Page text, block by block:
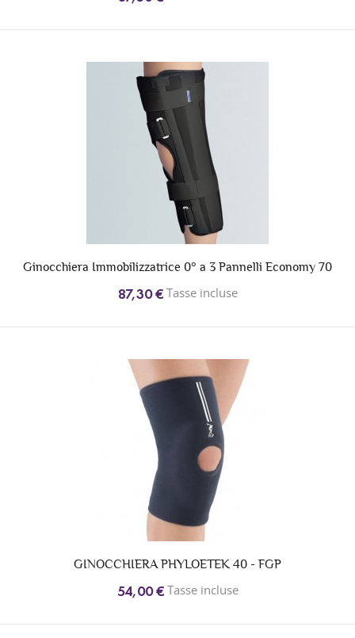
Ginocchiera Immobilizzatrice 0° a 3 Pannelli Economy 70
87,30 €Tasse incluse
GINOCCHIERA PHYLOETEK 40 - FGP
54,00 €Tasse incluse